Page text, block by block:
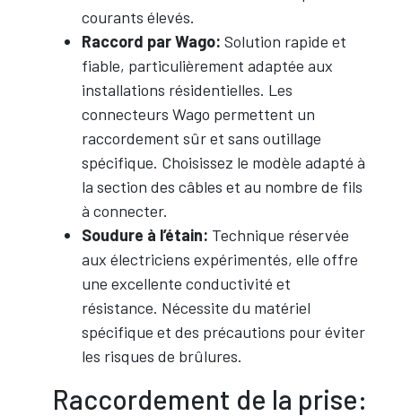
courants élevés.
Raccord par Wago:Solution rapide et
fiable, particulièrement adaptée aux
installations résidentielles. Les
connecteurs Wago permettent un
raccordement sûr et sans outillage
spécifique. Choisissez le modèle adapté à
la section des câbles et au nombre de fils
à connecter.
Soudure à l’étain: Technique réservée
aux électriciens expérimentés, elle offre
une excellente conductivité et
résistance. Nécessite du matériel
spécifique et des précautions pour éviter
les risques de brûlures.
Raccordement de la prise: